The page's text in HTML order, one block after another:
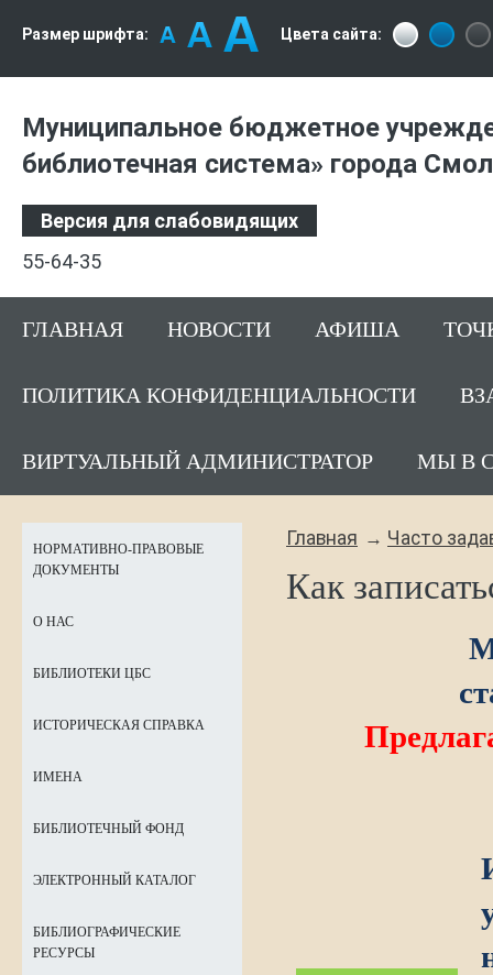
Размер шрифта: Цвета сайта:
Муниципальное бюджетное
библиотечная система» города
Версия для слабовидящих
55-64-35
ГЛАВНАЯ НОВОСТИ АФИША
ПОЛИТИКА КОНФИДЕНЦИАЛЬНОСТИ
ВИРТУАЛЬНЫЙ АДМИНИСТРАТОР МЫ В
Главная Часто
Как
НОРМАТИВНО-ПРАВОВЫЕ
ДОКУМЕНТЫ
О НАС
БИБЛИОТЕКИ ЦБС
ИСТОРИЧЕСКАЯ СПРАВКА
ИМЕНА
БИБЛИОТЕЧНЫЙ ФОНД
ЭЛЕКТРОННЫЙ КАТАЛОГ
БИБЛИОГРАФИЧЕСКИЕ
РЕСУРСЫ